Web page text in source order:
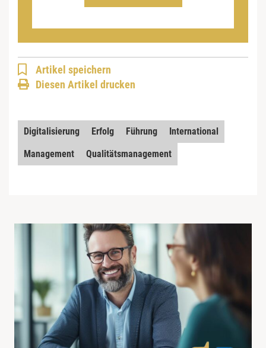
Artikel speichern
Diesen Artikel drucken
Digitalisierung Erfolg Führung
International
Management
Qualitätsmanagement